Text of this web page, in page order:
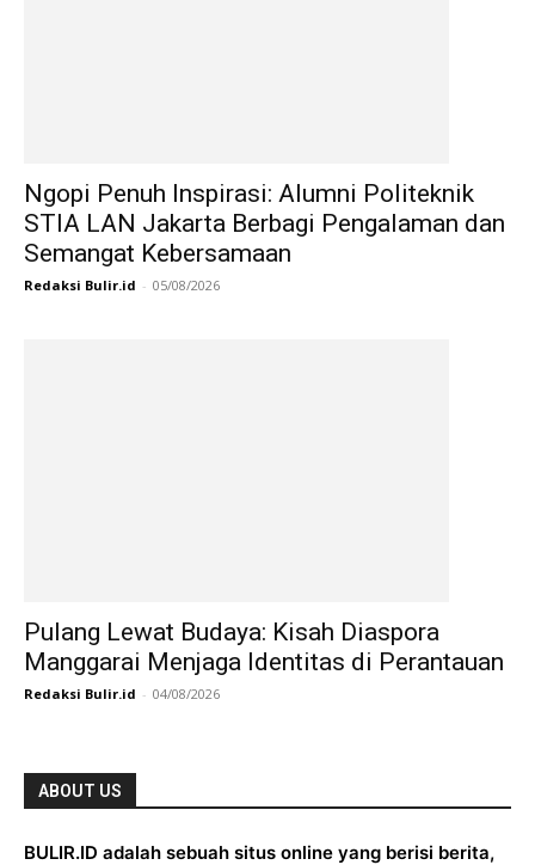
Ngopi Penuh Inspirasi: Alumni Politeknik
STIA LAN Jakarta Berbagi Pengalaman dan
Semangat Kebersamaan
Redaksi Bulir.id - 05/08/2026
Pulang Lewat Budaya: Kisah Diaspora
Manggarai Menjaga Identitas di Perantauan
Redaksi Bulir.id - 04/08/2026
ABOUT US
BULIR.ID adalah sebuah situs online yang berisi berita,